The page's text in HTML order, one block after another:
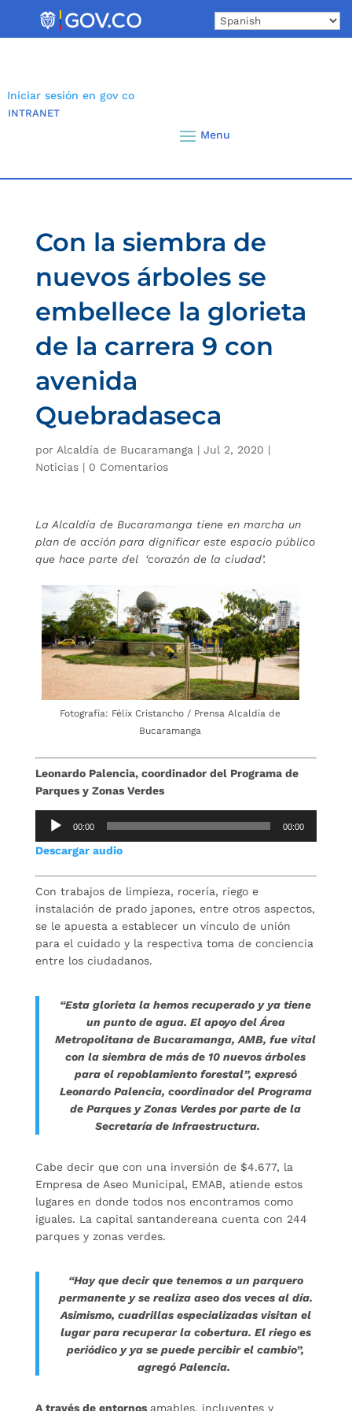
Iniciar sesión en gov co
INTRANET
Con la siembra de
nuevos árboles se
embellece la glorieta
de la carrera 9 con
avenida
Quebradaseca
por Alcaldía de Bucaramanga | Jul 2, 2020 |
Noticias| 0 Comentarios
La Alcaldía de Bucaramanga tiene en marcha un
plan de acción para dignificar este espacio público
que hace parte del
‘corazón de la ciudad’.
Fotografía: Félix Cristancho / Prensa Alcaldía de
Bucaramanga
Leonardo Palencia, coordinador del Programa de
Parques y Zonas Verdes
Reproductor
audio
00:00 00:00
Descargar audio
Con trabajos de limpieza, rocería, riego e
instalación de prado japones, entre otros aspectos,
se le apuesta a establecer un vínculo de unión
para el cuidado y la respectiva toma de conciencia
entre los ciudadanos.
“Esta glorieta la hemos recuperado y ya tiene
un punto de agua. El apoyo del Área
Metropolitana de Bucaramanga, AMB, fue vital
con la siembra de más de 10 nuevos árboles
para el repoblamiento forestal”, expresó
Leonardo Palencia, coordinador del Programa
de Parques y Zonas Verdes por parte de la
Secretaría de Infraestructura.
Cabe decir que con una inversión de $4.677, la
Empresa de Aseo Municipal, EMAB, atiende estos
lugares en donde todos nos encontramos como
iguales. La capital santandereana cuenta con 244
parques y zonas verdes.
“Hay que decir que tenemos a un parquero
permanente y se realiza aseo dos veces al día.
Asimismo, cuadrillas especializadas visitan el
lugar para recuperar la cobertura. El riego es
periódico y ya se puede percibir el cambio”,
agregó Palencia.
A través de entornos amables, incluyentes y